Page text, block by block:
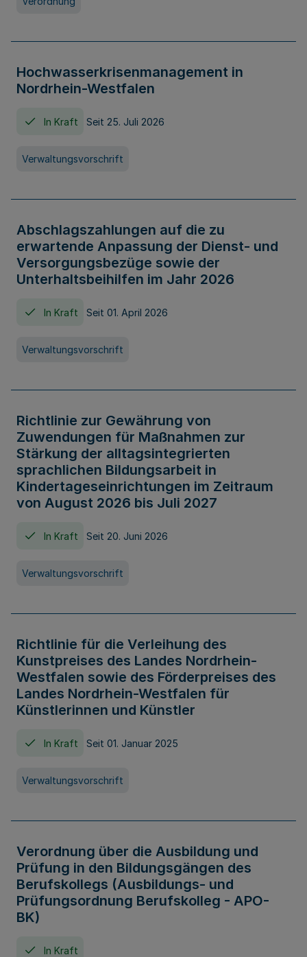
Hochwasserkrisenmanagement in
Nordrhein-Westfalen
In Kraft Seit 25. Juli 2026
Verwaltungsvorschrift
Abschlagszahlungen auf die zu
erwartende Anpassung der Dienst- und
Versorgungsbezüge sowie der
Unterhaltsbeihilfen im Jahr 2026
In Kraft Seit 01. April 2026
Verwaltungsvorschrift
Richtlinie zur Gewährung von
Zuwendungen für Maßnahmen zur
Stärkung der alltagsintegrierten
sprachlichen Bildungsarbeit in
Kindertageseinrichtungen im Zeitraum
von August 2026 bis Juli 2027
In Kraft Seit 20. Juni 2026
Verwaltungsvorschrift
Richtlinie für die Verleihung des
Kunstpreises des Landes Nordrhein-
Westfalen sowie des Förderpreises des
Landes Nordrhein-Westfalen für
Künstlerinnen und Künstler
In Kraft Seit 01. Januar 2025
Verwaltungsvorschrift
Verordnung über die Ausbildung und
Prüfung in den Bildungsgängen des
Berufskollegs (Ausbildungs- und
Prüfungsordnung Berufskolleg - APO-
BK)
In Kraft